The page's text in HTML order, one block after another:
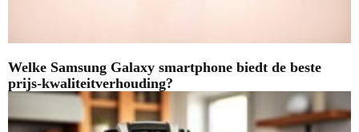
Welke Samsung Galaxy smartphone biedt de beste
prijs-kwaliteitverhouding?